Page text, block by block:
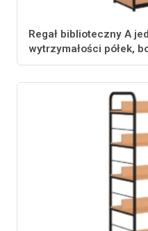
Regał biblioteczny A
wytrzymałości półek,